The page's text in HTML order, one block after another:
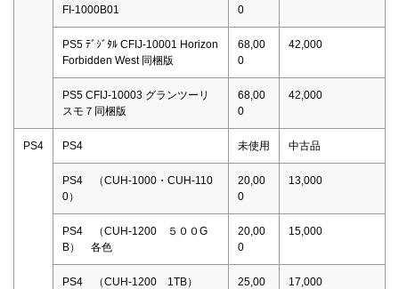
FI-1000B01 0
PS5 ﾃﾞｼﾞﾀﾙ CFIJ-10001 Horizon
Forbidden West 同梱版
68,00
0
42,000
PS5 CFIJ-10003 グランツーリ
スモ７同梱版
68,00
0
42,000
PS4 PS4 未使用 中古品
PS4 （CUH-1000・CUH-110
0）
20,00
0
13,000
PS4 （CUH-1200 ５００G
B） 各色
20,00
0
15,000
PS4 （CUH-1200 1TB）
25,00
17,000